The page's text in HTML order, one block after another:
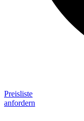
Preisliste
anfordern